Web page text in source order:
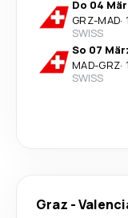
Do 04
GRZ-MAD·
SWISS
So 07
MAD-GRZ·
SWISS
Graz -